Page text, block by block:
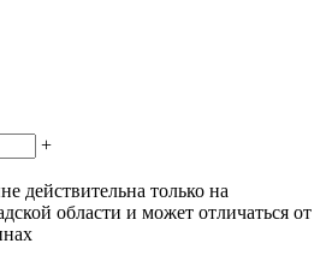
+
действительна только на
области и может отличаться от